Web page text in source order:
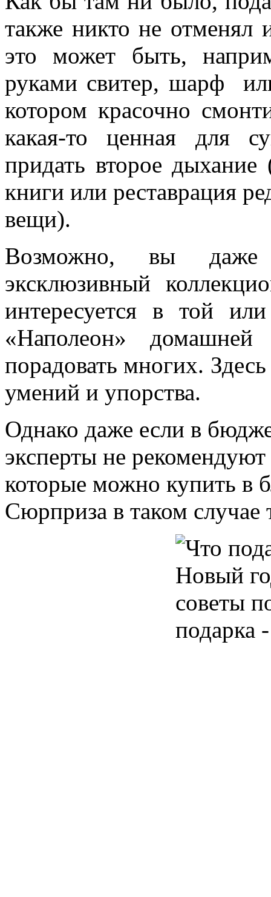
также никто не
это может быть,
руками свитер, шарф
котором красочно
какая-то ценная для
придать второе
книги или реставрация
вещи).
Возможно, вы даже
эксклюзивный
интересуется в той
«Наполеон»
порадовать многих.
умений и упорства.
Однако даже если в
эксперты не
которые можно купить в
Сюрприза в таком случае